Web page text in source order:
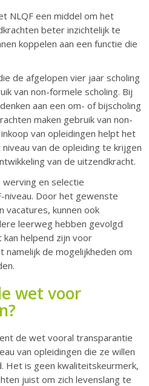
​​NLQF een middel om het
beter inzichtelijk te
koppelen aan een functie die
de afgelopen vier jaar scholing
van non-formele scholing. Bij
aan een om- of bijscholing
maken gebruik van non-
van opleidingen helpt het
van de opleiding te krijgen
van de uitzendkracht.
werving en selectie
niveau. Door het gewenste
vacatures, kunnen ook
leerweg hebben gevolgd
helpend zijn voor
de mogelijkheden om
wet voor
de wet vooral transparantie
van opleidingen die ze willen
Het is geen kwaliteitskeurmerk,
juist om zich levenslang te